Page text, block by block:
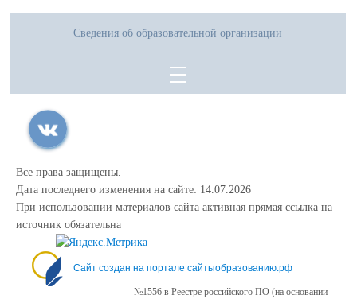
Сведения об образовательной организации
Все права защищены.
Дата последнего изменения на сайте: 14.07.2026
При использовании материалов сайта активная прямая ссылка на
источник обязательна
Сайт создан на портале сайтыобразованию.рф
№1556 в Реестре российского ПО (на основании